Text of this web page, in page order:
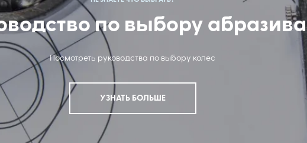
по выбору абразива
Посмотреть руководства по выбору колес
УЗНАТЬ БОЛЬШЕ